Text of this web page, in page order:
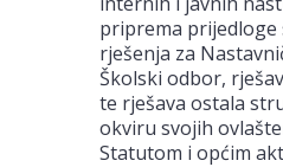
priprema
rješenja za
Školski odbor,
te rješava ostala
okviru svojih
Statutom i općim